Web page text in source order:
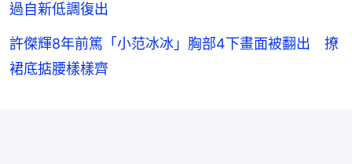
過自新低調復出
許傑輝8年前篤「小范冰冰」胸部4下畫面被翻出 撩
裙底掂腰樣樣齊